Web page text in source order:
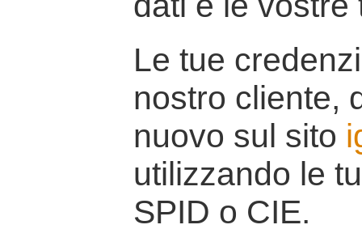
Le tue
nostro cliente,
nuovo sul sito
utilizzando le
SPID o CIE.